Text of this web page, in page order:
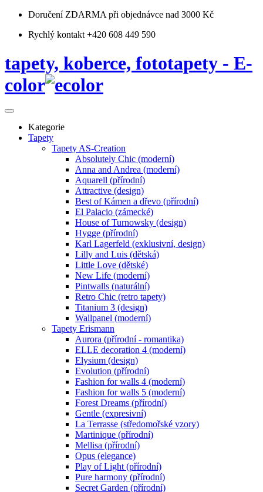
Doručení ZDARMA při objednávce nad 3000 Kč
Rychlý kontakt +420 608 449 590
tapety, koberce, fototapety - E-
color
Kategorie
Tapety
Tapety AS-Creation
Absolutely Chic (moderní)
Anna and Andrea (moderní)
Aquarell (přírodní)
Attractive (design)
Best of Kámen a dřevo (přírodní)
El Palacio (zámecké)
House of Turnowsky (design)
Hygge (přírodní)
Karl Lagerfeld (exklusivní, design)
Lilly and Luis (dětská)
Little Love (dětské)
New Life (moderní)
Pintwalls (naturální)
Retro Chic (retro tapety)
Titanium 3 (design)
Wallpanel (moderní)
Tapety Erismann
Aurora (přírodní - romantika)
ELLE decoration 4 (moderní)
Elysium (design)
Evolution (přírodní)
Fashion for walls 4 (moderní)
Fashion for walls 5 (moderní)
Forest Dreams (přírodní)
Gentle (expresivní)
La Terrasse (středomořské vzory)
Martinique (přírodní)
Mellisa (přírodní)
Opus (elegance)
Play of Light (přírodní)
Pure harmony (přírodní)
Secret Garden (přírodní)